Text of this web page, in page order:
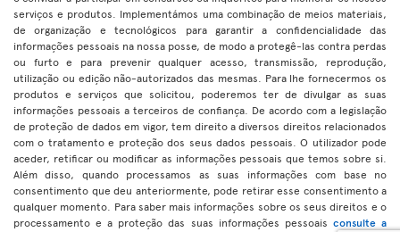
serviços e produtos. Implementámos uma combinação de meios materiais,
de organização e tecnológicos para garantir a confidencialidade das
informações pessoais na nossa posse, de modo a protegê-las contra perdas
ou furto e para prevenir qualquer acesso, transmissão, reprodução,
utilização ou edição não-autorizados das mesmas. Para lhe fornecermos os
produtos e serviços que solicitou, poderemos ter de divulgar as suas
informações pessoais a terceiros de confiança. De acordo com a legislação
de proteção de dados em vigor, tem direito a diversos direitos relacionados
com o tratamento e proteção dos seus dados pessoais. O utilizador pode
aceder, retificar ou modificar as informações pessoais que temos sobre si.
Além disso, quando processamos as suas informações com base no
consentimento que deu anteriormente, pode retirar esse consentimento a
qualquer momento. Para saber mais informações sobre os seus direitos e o
processamento e a proteção das suas informações pessoais consulte a